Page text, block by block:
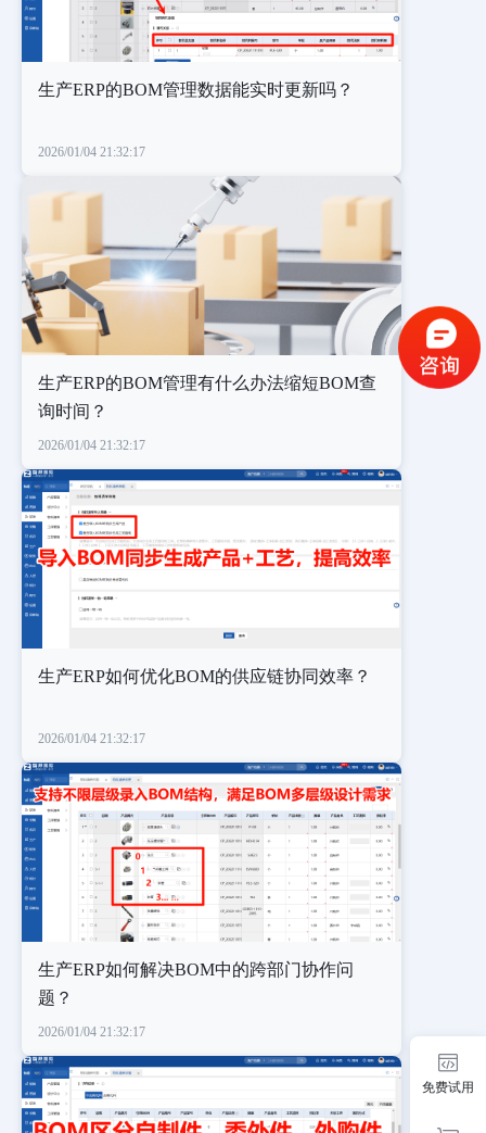
生产ERP的BOM管理数据能实时更新吗？
2026/01/04 21:32:17
生产ERP的BOM管理有什么办法缩短BOM查
询时间？
2026/01/04 21:32:17
生产ERP如何优化BOM的供应链协同效率？
2026/01/04 21:32:17
生产ERP如何解决BOM中的跨部门协作问
题？
2026/01/04 21:32:17
免费试用